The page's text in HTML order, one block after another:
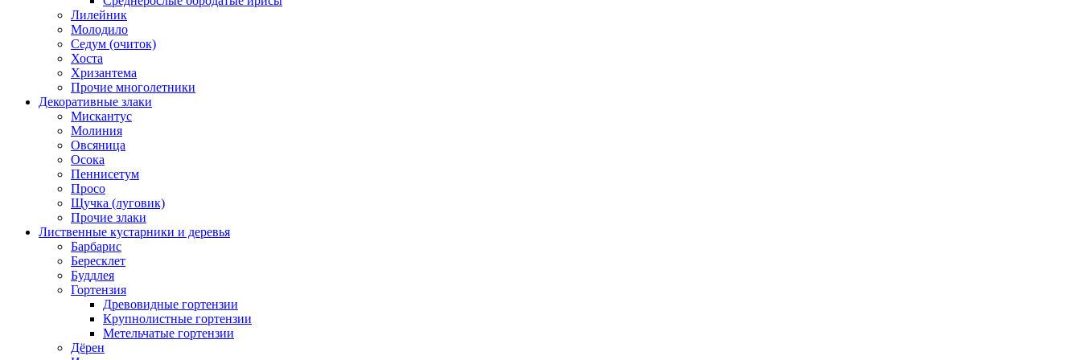
Лилейник
Молодило
Седум (очиток)
Хоста
Хризантема
Прочие многолетники
Декоративные злаки
Мискантус
Молиния
Овсяница
Осока
Пеннисетум
Просо
Щучка (луговик)
Прочие злаки
Лиственные кустарники и деревья
Барбарис
Бересклет
Буддлея
Гортензия
Древовидные гортензии
Крупнолистные гортензии
Метельчатые гортензии
Дёрен